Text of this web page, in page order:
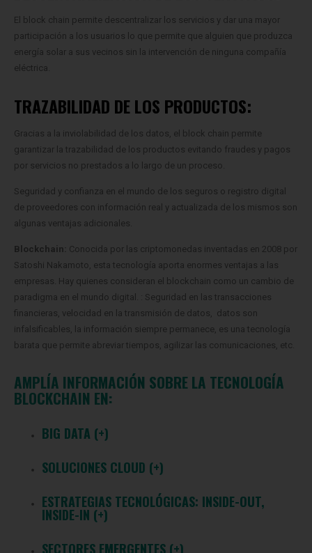
El block chain permite descentralizar los servicios y dar una mayor
participación a los usuarios lo que permite que alguien que produzca
energía solar a sus vecinos sin la intervención de ninguna compañía
eléctrica.
TRAZABILIDAD DE LOS PRODUCTOS:
Gracias a la inviolabilidad de los datos, el block chain permite
garantizar la trazabilidad de los productos evitando fraudes y pagos
por servicios no prestados a lo largo de un proceso.
Seguridad y confianza en el mundo de los seguros o registro digital
de proveedores con información real y actualizada de los mismos son
algunas ventajas adicionales.
Blockchain: Conocida por las criptomonedas inventadas en 2008 por
Satoshi Nakamoto, esta tecnología aporta enormes ventajas a las
empresas. Hay quienes consideran el blockchain como un cambio de
paradigma en el mundo digital. : Seguridad en las transacciones
financieras, velocidad en la transmisión de datos, datos son
infalsificables, la información siempre permanece, es una tecnología
barata que permite abreviar tiempos, agilizar las comunicaciones, etc.
AMPLÍA INFORMACIÓN SOBRE LA TECNOLOGÍA
BLOCKCHAIN EN:
BIG DATA (+)
SOLUCIONES CLOUD (+)
ESTRATEGIAS TECNOLÓGICAS: INSIDE-OUT,
INSIDE-IN (+)
SECTORES EMERGENTES (+)